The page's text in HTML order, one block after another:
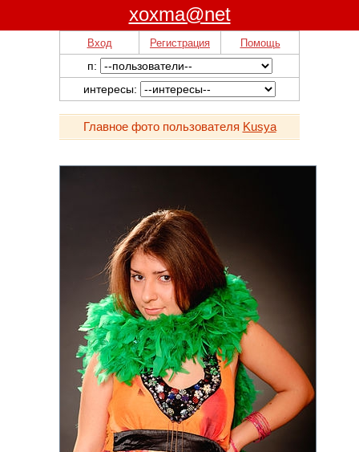
xoxma@net
Вход Регистрация Помощь
п:
интересы:
Главное фото пользователя Kusya